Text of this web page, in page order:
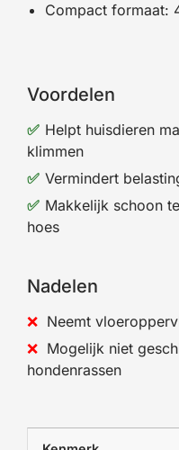
Compact formaat:
Voordelen
Helpt huisdieren
klimmen
Vermindert
Makkelijk schoon
hoes
Nadelen
Neemt
Mogelijk niet
hondenrassen